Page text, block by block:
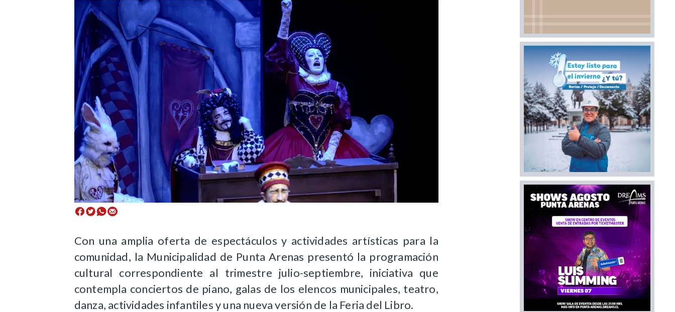
Con una amplia oferta de espectáculos y actividades artísticas para la
comunidad, la Municipalidad de Punta Arenas presentó la programación
cultural correspondiente al trimestre julio-septiembre, iniciativa que
contempla conciertos de piano, galas de los elencos municipales, teatro,
danza, actividades infantiles y una nueva versión de la Feria del Libro.